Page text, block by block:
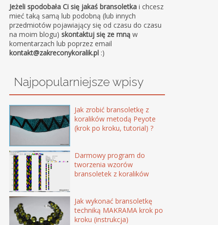
Jeżeli spodobała Ci się jakaś bransoletka i chcesz
mieć taką samą lub podobną (lub innych
przedmiotów pojawiający się od czasu do czasu
na moim blogu)skontaktuj się ze mną w
komentarzach lub poprzez email
kontakt@zakreconykoralik.pl :)
Najpopularniejsze wpisy
Jak zrobić bransoletkę z
koralików metodą Peyote
(krok po kroku, tutorial) ?
Darmowy program do
tworzenia wzorów
bransoletek z koralików
Jak wykonać bransoletkę
techniką MAKRAMA krok po
kroku (instrukcja)